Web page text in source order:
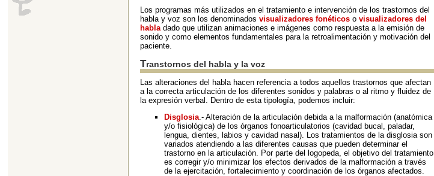
Los programas más utilizados en el tratamiento e intervención de los trastornos del
habla y voz son los denominadosvisualizadores fonéticos ovisualizadores del
habladado que utilizan animaciones e imágenes como respuesta a la emisión de
sonido y como elementos fundamentales para la retroalimentación y motivación del
paciente.
Transtornos del habla y la voz
Las alteraciones del habla hacen referencia a todos aquellos trastornos que afectan
a la correcta articulación de los diferentes sonidos y palabras o al ritmo y fluidez de
la expresión verbal. Dentro de esta tipología, podemos incluir:
Disglosia .- Alteración de la articulación debida a la malformación (anatómica
y/o fisiológica) de los órganos fonoarticulatorios (cavidad bucal, paladar,
lengua, dientes, labios y cavidad nasal). Los tratamientos de la disglosia son
variados atendiendo a las diferentes causas que pueden determinar el
trastorno en la articulación. Por parte del logopeda, el objetivo del tratamiento
es corregir y/o minimizar los efectos derivados de la malformación a través
de la ejercitación, fortalecimiento y coordinación de los órganos afectados.